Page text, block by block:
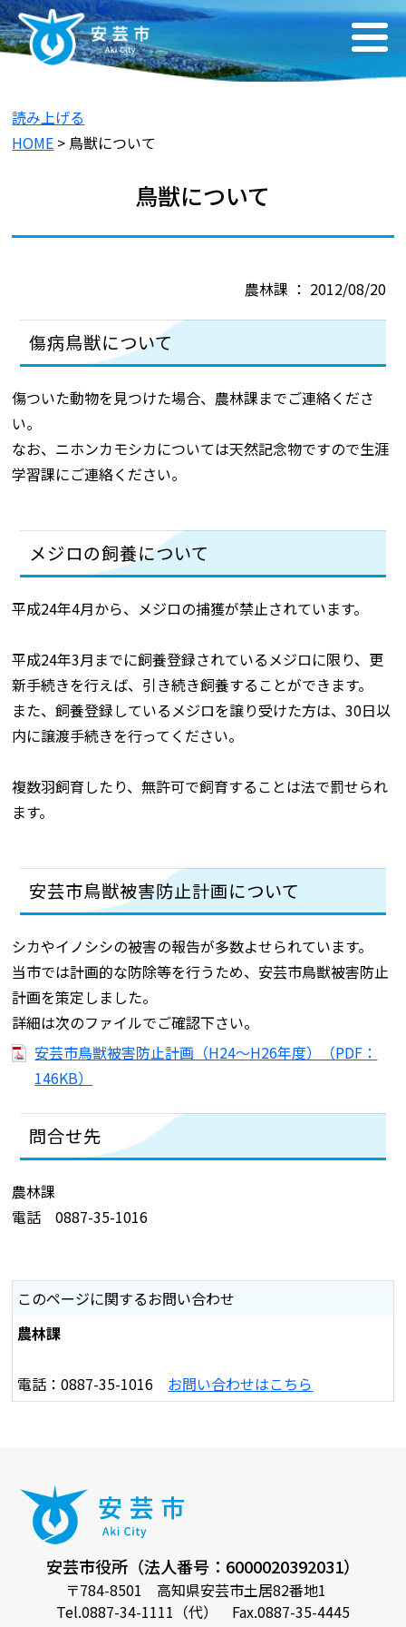
読み上げる
HOME > 鳥獣について
鳥獣について
農林課 ： 2012/08/20
傷病鳥獣について
傷ついた動物を見つけた場合、農林課までご連絡くださ
い。
なお、ニホンカモシカについては天然記念物ですので生涯
学習課にご連絡ください。
メジロの飼養について
平成24年4月から、メジロの捕獲が禁止されています。
平成24年3月までに飼養登録されているメジロに限り、更
新手続きを行えば、引き続き飼養することができます。
また、飼養登録しているメジロを譲り受けた方は、30日以
内に譲渡手続きを行ってください。
複数羽飼育したり、無許可で飼育することは法で罰せられ
ます。
安芸市鳥獣被害防止計画について
シカやイノシシの被害の報告が多数よせられています。
当市では計画的な防除等を行うため、安芸市鳥獣被害防止
計画を策定しました。
詳細は次のファイルでご確認下さい。
安芸市鳥獣被害防止計画（H24～H26年度）（PDF：
146KB）
問合せ先
農林課
電話 0887-35-1016
このページに関するお問い合わせ
農林課
電話：0887-35-1016 お問い合わせはこちら
安芸市役所（法人番号：6000020392031）
〒784-8501 高知県安芸市土居82番地1
Tel.0887-34-1111（代） Fax.0887-35-4445